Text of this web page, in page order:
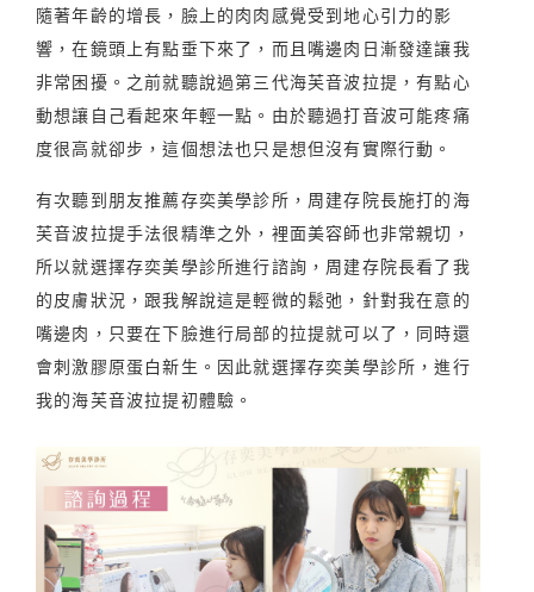
隨著年齡的增長，臉上的肉肉感覺受到地心引力的影
響，在鏡頭上有點垂下來了，而且嘴邊肉日漸發達讓我
非常困擾。之前就聽說過第三代海芙音波拉提，有點心
動想讓自己看起來年輕一點。由於聽過打音波可能疼痛
度很高就卻步，這個想法也只是想但沒有實際行動。
有次聽到朋友推薦存奕美學診所，周建存院長施打的海
芙音波拉提手法很精準之外，裡面美容師也非常親切，
所以就選擇存奕美學診所進行諮詢，周建存院長看了我
的皮膚狀況，跟我解說這是輕微的鬆弛，針對我在意的
嘴邊肉，只要在下臉進行局部的拉提就可以了，同時還
會刺激膠原蛋白新生。因此就選擇存奕美學診所，進行
我的海芙音波拉提初體驗。